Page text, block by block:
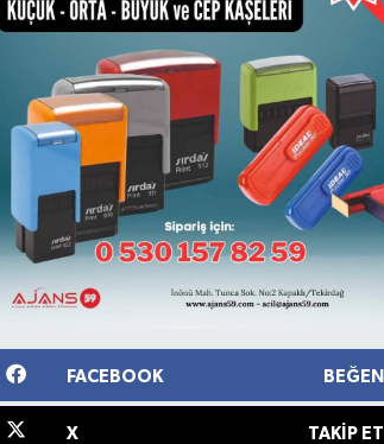
FACEBOOK BEĞEN
X TAKIP ET